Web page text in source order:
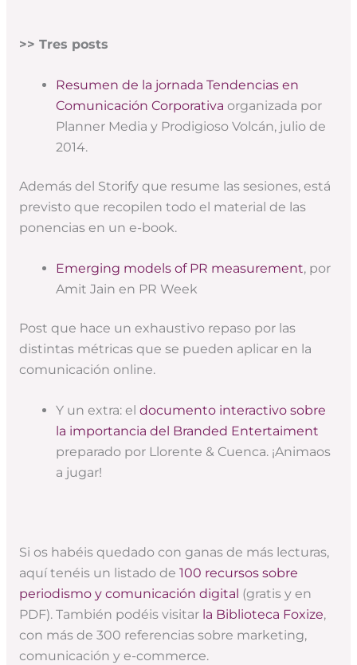
>> Tres posts
Resumen de la jornada Tendencias en
Comunicación Corporativa organizada por
Planner Media y Prodigioso Volcán, julio de
2014.
Además del Storify que resume las sesiones, está
previsto que recopilen todo el material de las
ponencias en un e-book.
Emerging models of PR measurement, por
Amit Jain en PR Week
Post que hace un exhaustivo repaso por las
distintas métricas que se pueden aplicar en la
comunicación online.
Y un extra: eldocumento interactivo sobre
la importancia del Branded Entertaiment
preparado por Llorente & Cuenca. ¡Animaos
a jugar!
Si os habéis quedado con ganas de más lecturas,
aquí tenéis un listado de 100 recursos sobre
periodismo y comunicación digital (gratis y en
PDF). También podéis visitar la Biblioteca Foxize,
con más de 300 referencias sobre marketing,
comunicación y e-commerce.